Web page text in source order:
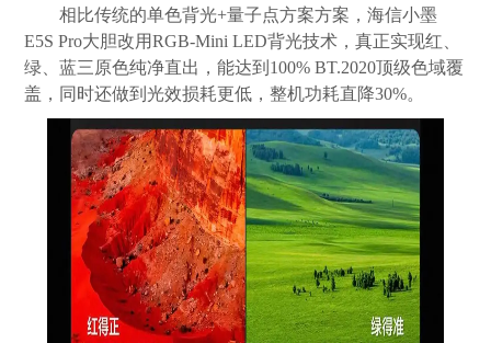
相比传统的单色背光+量子点方案方案，海信小墨
E5S Pro大胆改用RGB-Mini LED背光技术，真正实现红、
绿、蓝三原色纯净直出，能达到100% BT.2020顶级色域覆
盖，同时还做到光效损耗更低，整机功耗直降30%。